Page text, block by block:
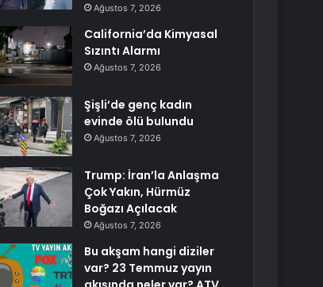
Ağustos 7, 2026
California’da Kimyasal
Sızıntı Alarmı
Ağustos 7, 2026
Şişli’de genç kadın
evinde ölü bulundu
Ağustos 7, 2026
Trump: İran’la Anlaşma
Çok Yakın, Hürmüz
Boğazı Açılacak
Ağustos 7, 2026
Bu akşam hangi diziler
var? 23 Temmuz yayın